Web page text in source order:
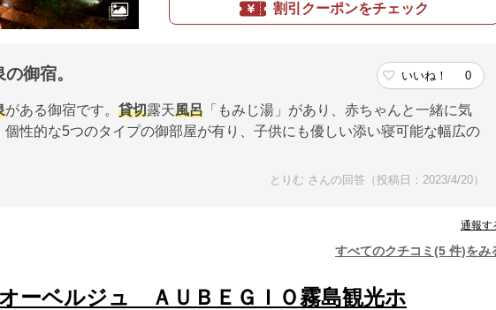
割引クーポンをチェック
御宿。 いいね！ 0
がある御宿です。 貸切露天風呂 「もみじ湯」があり、赤ちゃんと一緒に気
個性的な5つのタイプの御部屋が有り、子供にも優しい添い寝可能な幅広の
とりむ さんの回答（投稿日：2023/4/20）
通報す
すべてのクチコミ(5 件)をみ
ーベルジュ ＡＵＢＥＧＩＯ霧島観光ホ